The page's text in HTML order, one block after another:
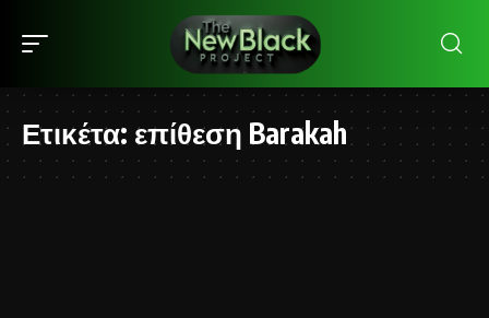
Ετικέτα: επίθεση Barakah